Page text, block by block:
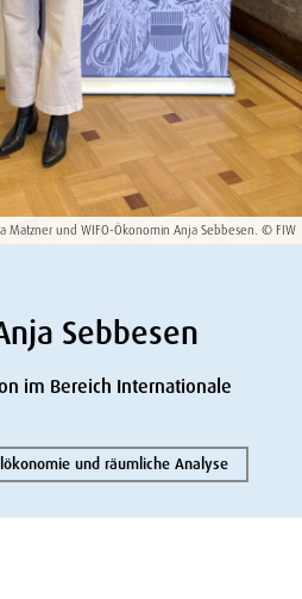
Matzner und WIFO-Ökonomin Anja Sebbesen. © FIW
Sebbesen
im Bereich Internationale
und räumliche Analyse